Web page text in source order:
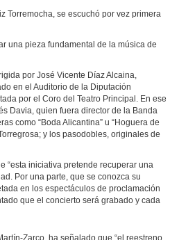
Torremocha, se escuchó por vez primera
una pieza fundamental de la música de
por José Vicente Díaz Alcaina,
en el Auditorio de la Diputación
por el Coro del Teatro Principal. En ese
Davia, quien fuera director de la Banda
como “Boda Alicantina” u “Hoguera de
y los pasodobles, originales de
“esta iniciativa pretende recuperar una
Por una parte, que se conozca su
en los espectáculos de proclamación
que el concierto será grabado y cada
Zarco, ha señalado que “el reestreno